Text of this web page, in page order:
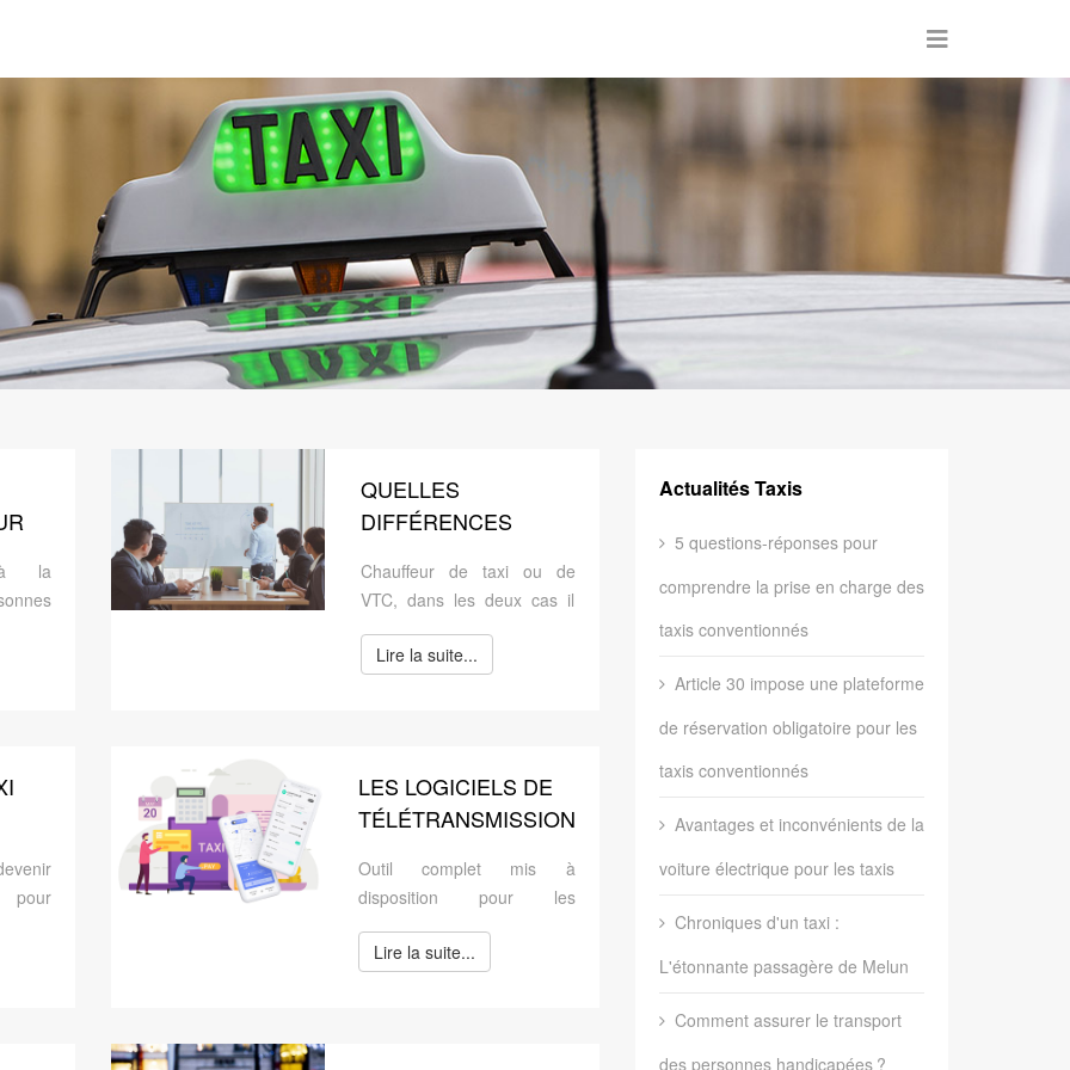
à la
de
QUELLES
DIFFÉRENCES
FORMATIONS TAXI
ET LES
FORMATIONS VTC
Chauffeur de taxi ou de
VTC, dans les deux cas il
s’agit de transport de
personnes à titre onéreux.
Lire la suite...
?
LES LOGICIELS DE
TÉLÉTRANSMISSION
SANITAIRES
Outil complet mis à
disposition pour les
chauffeurs de taxi
conventionnés, les VSL et
Lire la suite...
Actualités Taxis
5 questions-réponses pour
comprendre la prise en charge des
taxis conventionnés
Article 30 impose une plateforme
de réservation obligatoire pour les
taxis conventionnés
Avantages et inconvénients de la
voiture électrique pour les taxis
Chroniques d'un taxi :
L'étonnante passagère de Melun
Comment assurer le transport
des personnes handicapées ?